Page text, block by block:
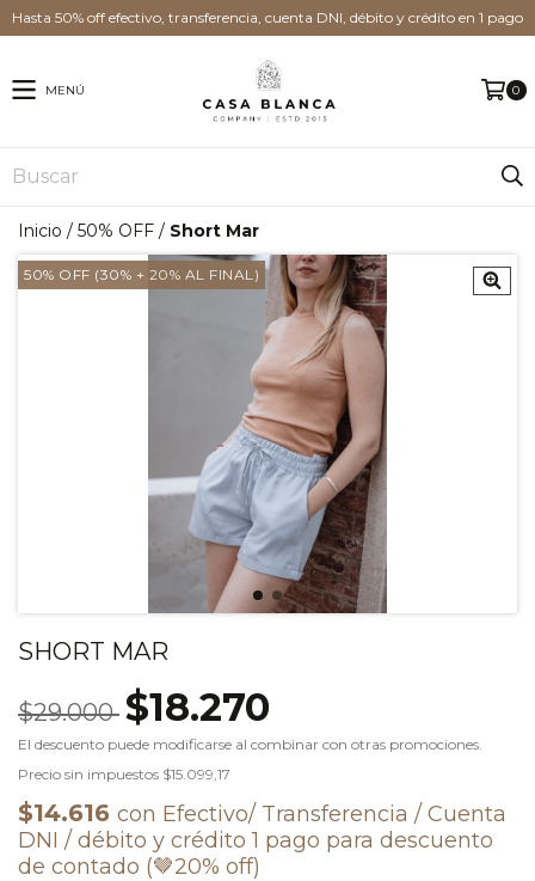
Hasta 50% off efectivo, transferencia, cuenta DNI, débito y crédito en 1 pago
MENÚ 0
Inicio / 50% OFF / Short Mar
50% OFF (30% + 20% AL FINAL)
SHORT MAR
$29.000 $18.270
El descuento puede modificarse al combinar con otras promociones.
Precio sin impuestos $15.099,17
$14.616 con Efectivo/ Transferencia / Cuenta
DNI / débito y crédito 1 pago para descuento
de contado (🤎20% off)